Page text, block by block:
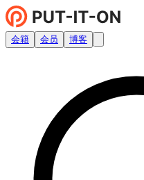
会籍 会员 博客